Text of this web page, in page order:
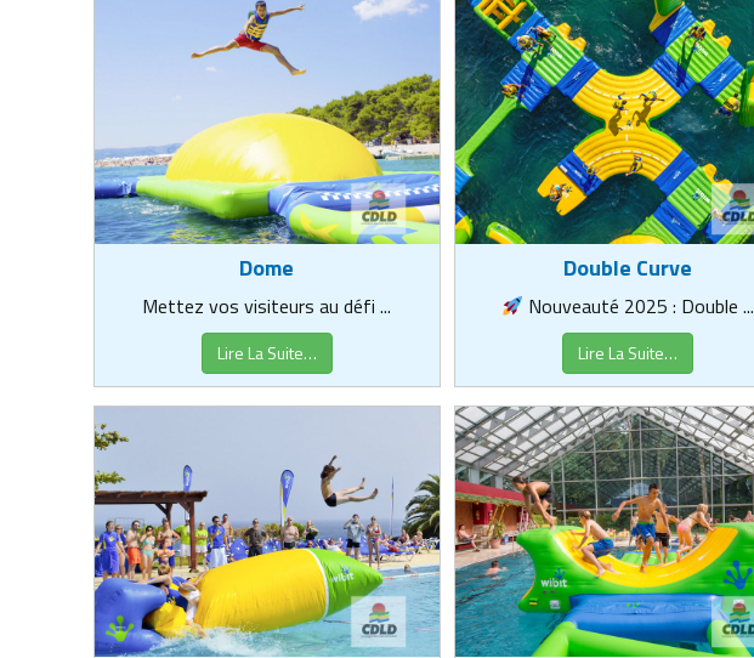
Dome
Mettez vos visiteurs au défi ...
Lire La Suite…
Double Curve
Nouveauté 2025 : Double ...
Lire La Suite…